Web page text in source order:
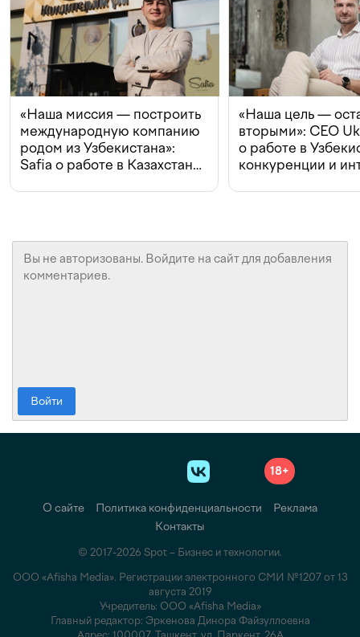
«Наша миссия — построить
международную компанию
родом из Узбекистана»:
Safia о работе в Казахстане,
«Наша цель —
вторыми»: CEO
о работе в
конкуренции и
Войти
18+
О сайте Политика конфиденциальности
Реклама
Контакты
© 2017-2026 Spot – Бизнес и технологии.
ООО «Afisha Media». Регистрации электронного СМИ №1207 от 13
августа 2019
Учредитель: ООО «Afisha Media»
Главный редактор: Эркенова Динора Файзуллоевна